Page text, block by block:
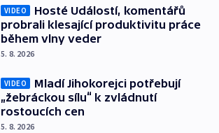
VIDEO
Hosté Událostí, komentářů
probrali klesající produktivitu práce
během vlny veder
5. 8. 2026
VIDEO
Mladí Jihokorejci potřebují
„žebráckou sílu“ k zvládnutí
rostoucích cen
5. 8. 2026